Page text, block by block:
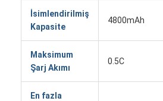
İsimlendirilmiş
Kapasite
4800mAh
Maksimum
Şarj Akımı
0.5C
En fazla